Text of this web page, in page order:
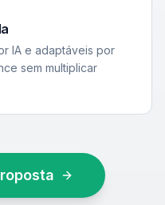
IA e adaptáveis por
sem multiplicar